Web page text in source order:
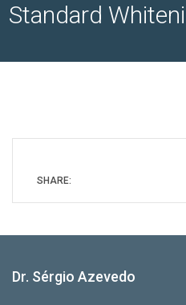
Standard
SHARE:
Dr. Sérgio Azevedo